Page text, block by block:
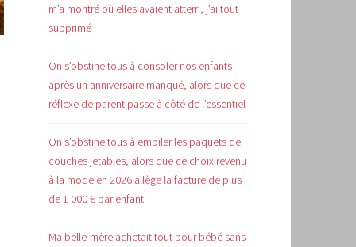
m’a montré où elles avaient atterri, j’ai tout
supprimé
On s’obstine tous à consoler nos enfants
après un anniversaire manqué, alors que ce
réflexe de parent passe à côté de l’essentiel
On s’obstine tous à empiler les paquets de
couches jetables, alors que ce choix revenu
à la mode en 2026 allège la facture de plus
de 1 000 € par enfant
Ma belle-mère achetait tout pour bébé sans